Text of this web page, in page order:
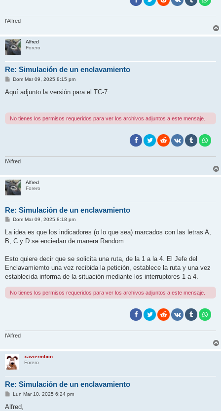
l'Alfred
Alfred
Forero
Re: Simulación de un enclavamiento
M
n
s
e
Dom Mar 09, 2025 8:15 pm
Aquí adjunto la versión para el TC-7:
No tienes los permisos requeridos para ver los archivos adjuntos a este mensaje.
l'Alfred
Alfred
Forero
Re: Simulación de un enclavamiento
M
n
a
Dom Mar 09, 2025 8:18 pm
La idea es que los indicadores (o lo que sea) marcados con las letras A,
B, C y D se enciedan de manera Random.
Esto quiere decir que se solicita una ruta, de la 1 a la 4. El Jefe del
Enclavamiemto una vez recibida la petición, establece la ruta y una vez
establecida informa de la situación mediante los interruptores 1 a 4.
No tienes los permisos requeridos para ver los archivos adjuntos a este mensaje.
l'Alfred
xaviermbcn
Forero
Re: Simulación de un enclavamiento
M
n
Lun Mar 10, 2025 6:24 pm
Alfred,